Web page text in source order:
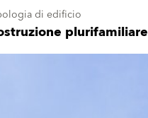
di edificio
plurifamiliare